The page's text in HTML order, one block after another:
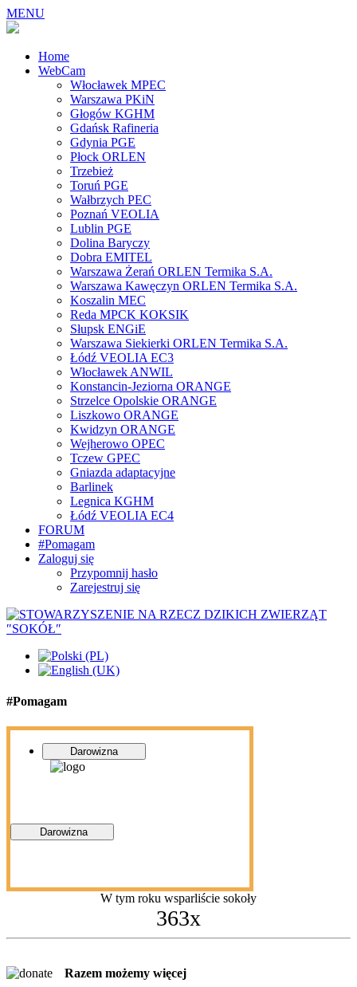
MENU
Home
WebCam
Włocławek MPEC
Warszawa PKiN
Głogów KGHM
Gdańsk Rafineria
Gdynia PGE
Płock ORLEN
Trzebież
Toruń PGE
Wałbrzych PEC
Poznań VEOLIA
Lublin PGE
Dolina Baryczy
Dobra EMITEL
Warszawa Żerań ORLEN Termika S.A.
Warszawa Kawęczyn ORLEN Termika S.A.
Koszalin MEC
Reda MPCK KOKSIK
Słupsk ENGiE
Warszawa Siekierki ORLEN Termika S.A.
Łódź VEOLIA EC3
Włocławek ANWIL
Konstancin-Jeziorna ORANGE
Strzelce Opolskie ORANGE
Liszkowo ORANGE
Kwidzyn ORANGE
Wejherowo OPEC
Tczew GPEC
Gniazda adaptacyjne
Barlinek
Legnica KGHM
Łódź VEOLIA EC4
FORUM
#Pomagam
Zaloguj się
Przypomnij hasło
Zarejestruj się
#Pomagam
Darowizna
Darowizna
W tym roku wsparliście sokoły
363x
Razem możemy więcej